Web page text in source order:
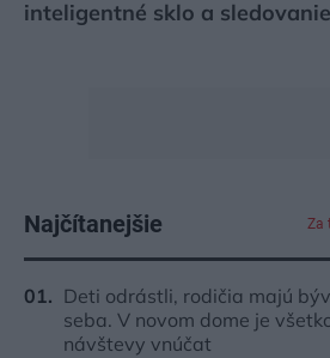
inteligentné sklo a
Najčítanejšie Za
Deti odrástli, rodičia majú
seba. V novom dome je
návštevy vnúčat